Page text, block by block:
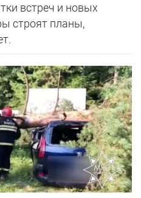
встреч и новых
строят планы,